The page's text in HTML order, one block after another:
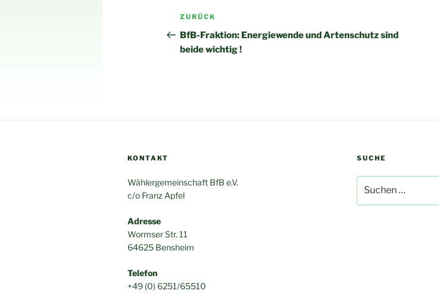
Beitragsnavigation
Vorheriger
Beitrag
ZURÜCK
BfB-Fraktion: Energiewende und Artenschutz sind
beide wichtig !
KONTAKT
Wählergemeinschaft BfB e.V.
c/o Franz Apfel
Adresse
Wormser Str. 11
64625 Bensheim
Telefon
+49 (0) 6251/65510
SUCHE
nach: